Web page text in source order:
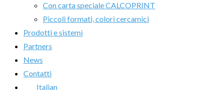
Con carta speciale CALCOPRINT
Piccoli formati, colori cercamici
Prodotti e sistemi
Partners
News
Contatti
Italian